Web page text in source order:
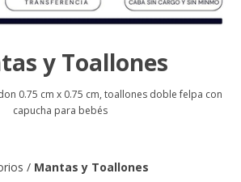
y Toallones
0.75 cm x 0.75 cm, toallones doble felpa con
capucha para bebés
/ Mantas y Toallones